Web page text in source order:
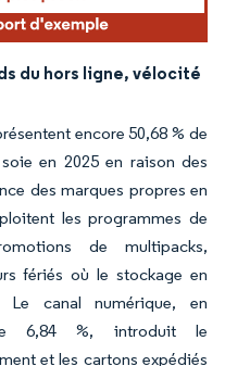
du hors ligne, vélocité
encore 50,68 % de
en 2025 en raison des
des marques propres en
les programmes de
de multipacks,
fériés où le stockage en
canal numérique, en
6,84 %, introduit le
et les cartons expédiés